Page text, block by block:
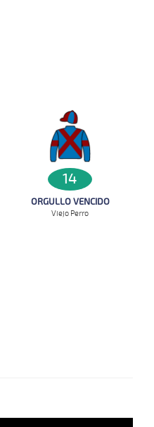
14
ORGULLO VENCIDO
Viejo Perro